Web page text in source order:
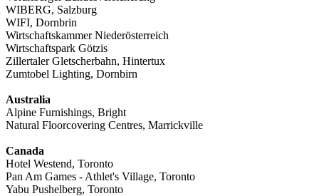
WIBERG, Salzburg
WIFI, Dornbrin
Wirtschaftskammer Niederösterreich
Wirtschaftspark Götzis
Zillertaler Gletscherbahn, Hintertux
Zumtobel Lighting, Dornbirn
Australia
Alpine Furnishings, Bright
Natural Floorcovering Centres, Marrickville
Canada
Hotel Westend, Toronto
Pan Am Games - Athlet's Village, Toronto
Yabu Pushelberg, Toronto